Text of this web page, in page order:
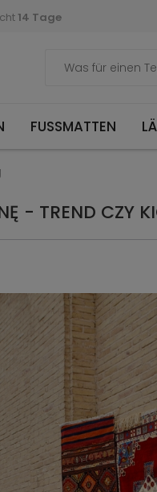
14 Tage
FUSSMATTEN
- TREND CZY